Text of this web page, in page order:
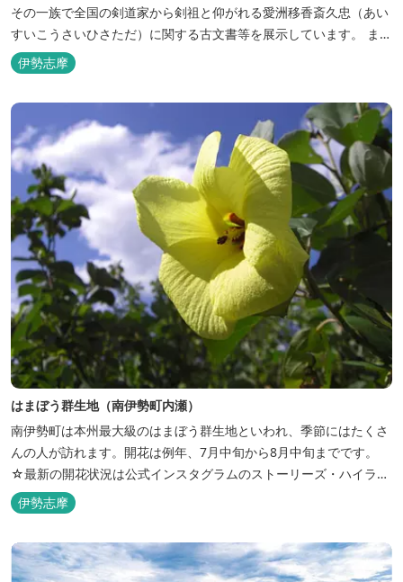
その一族で全国の剣道家から剣祖と仰がれる愛洲移香斎久忠（あい
すいこうさいひさただ）に関する古文書等を展示しています。 また
町内の考古、民俗資料なども併せて展示しているほか、随時に企画
展を開催しています。 ☆南伊勢エリアの最新情報は町公式インス
伊勢志摩
はまぼう群生地（南伊勢町内瀬）
南伊勢町は本州最大級のはまぼう群生地といわれ、季節にはたくさ
んの人が訪れます。開花は例年、7月中旬から8月中旬までです。
☆最新の開花状況は公式インスタグラムのストーリーズ・ハイライ
トをご確認ください
https://www.instagram.com/minamiisetown_official/
伊勢志摩